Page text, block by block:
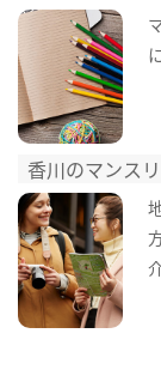
香川のマンス